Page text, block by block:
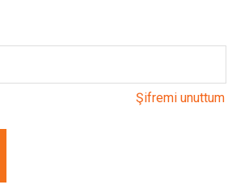
Şifremi unuttum